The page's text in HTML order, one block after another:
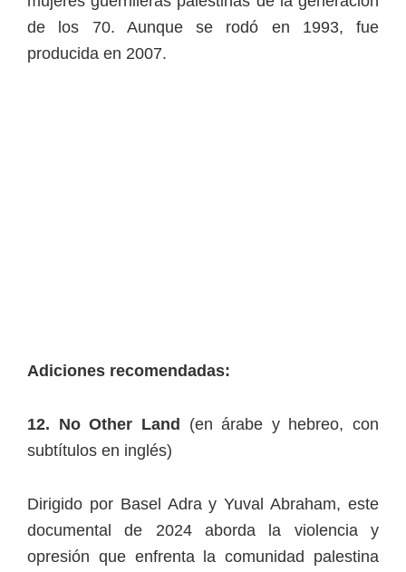
de los 70. Aunque se rodó en 1993, fue
producida en 2007.
Adiciones recomendadas:
12. No Other Land (en árabe y hebreo, con
subtítulos en inglés)
Dirigido por Basel Adra y Yuval Abraham, este
documental de 2024 aborda la violencia y
opresión que enfrenta la comunidad palestina